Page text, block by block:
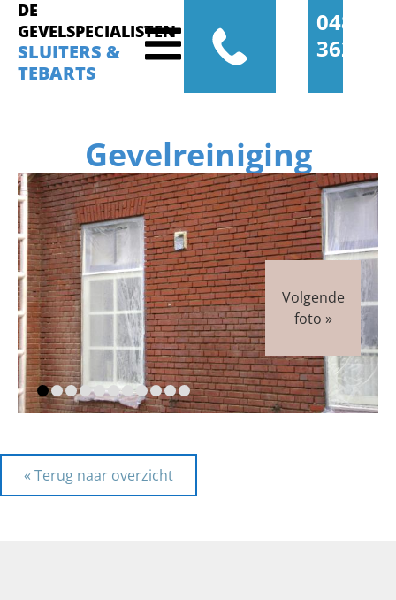
DE
GEVELSPECIALISTEN
SLUITERS &
TEBARTS
0485-
362277
Gevelreiniging
« Terug naar overzicht